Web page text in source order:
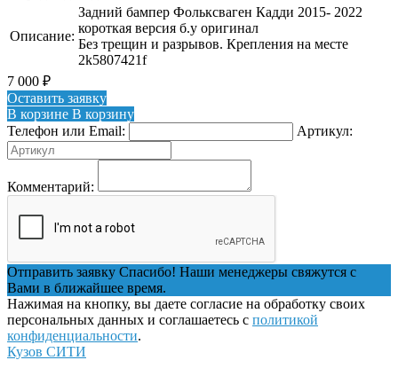
Описание:
Задний бампер Фольксваген Кадди 2015- 2022
короткая версия б.у оригинал
Без трещин и разрывов. Крепления на месте
2k5807421f
7 000 ₽
Оставить заявку
В корзине В корзину
Телефон или Email:
Артикул:
Комментарий:
Отправить заявку Спасибо! Наши менеджеры свяжутся с
Вами в ближайшее время.
Нажимая на кнопку, вы даете согласие на обработку своих
персональных данных и соглашаетесь с политикой
конфиденциальности.
Кузов СИТИ